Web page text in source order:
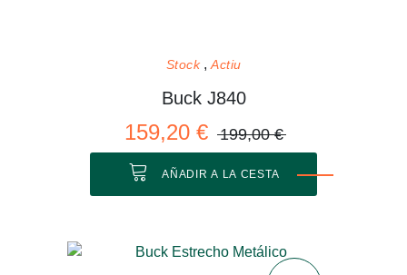
Stock Actiu
Buck J840
159,20 € 199,00 €
AÑADIR A LA CESTA